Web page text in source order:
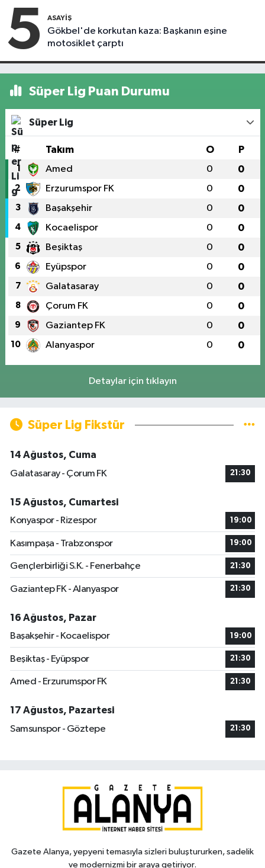
5 ASAYIŞ
Gökbel'de korkutan kaza: Başkanın eşine
motosiklet çarptı
Süper Lig Puan Durumu
Süper Lig
# Takım O P
1 Amed 0 0
2 Erzurumspor FK 0 0
3 Başakşehir 0 0
4 Kocaelispor 0 0
5 Beşiktaş 0 0
6 Eyüpspor 0 0
7 Galatasaray 0 0
8 Çorum FK 0 0
9 Gaziantep FK 0 0
10 Alanyaspor 0 0
Detaylar için tıklayın
Süper Lig Fikstür
14 Ağustos, Cuma
Galatasaray - Çorum FK
21:30
15 Ağustos, Cumartesi
Konyaspor - Rizespor
19:00
Kasımpaşa - Trabzonspor 19:00
Gençlerbirliği S.K. - Fenerbahçe 21:30
Gaziantep FK - Alanyaspor 21:30
16 Ağustos, Pazar
Başakşehir - Kocaelispor
19:00
Beşiktaş - Eyüpspor 21:30
Amed - Erzurumspor FK 21:30
17 Ağustos, Pazartesi
Samsunspor - Göztepe
21:30
Gazete Alanya, yepyeni temasıyla sizleri buluştururken, sadelik
ve modernizmi bir araya getiriyor.